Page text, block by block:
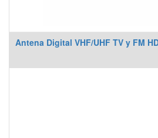
Antena Digital VHF/UHF TV y FM